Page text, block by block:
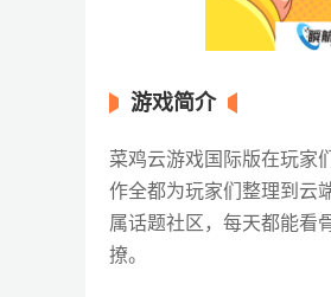
游戏简介
菜鸡云游戏国际版在玩家
作全都为玩家们整理到云
属话题社区，每天都能看
撩。